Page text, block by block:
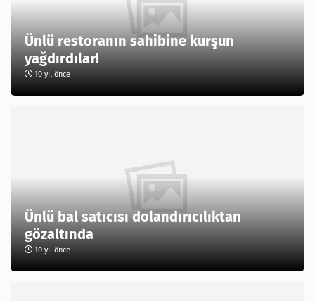
Ünlü restoranın sahibine kurşun
yağdırdılar!
10 yıl önce
Ünlü bal satıcısı dolandırıcılıktan
gözaltında
10 yıl önce